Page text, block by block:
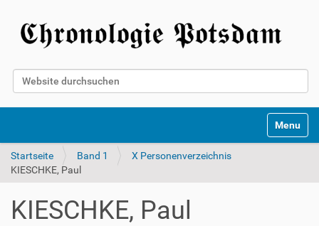
Website durchsuchen
Toggle
Startseite Band 1
X Personenverzeichnis
KIESCHKE, Paul
KIESCHKE, Paul